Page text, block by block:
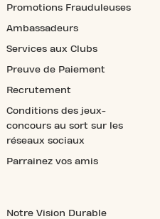
Promotions Frauduleuses
Ambassadeurs
Services aux Clubs
Preuve de Paiement
Recrutement
Conditions des jeux-
concours au sort sur les
réseaux sociaux
Parrainez vos amis
Notre Vision Durable